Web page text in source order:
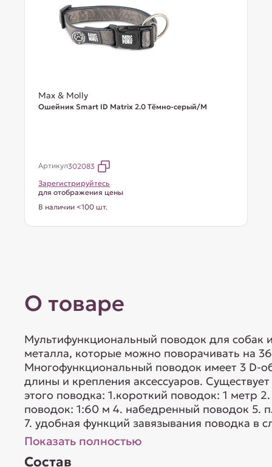
Max & Molly
Ошейник Smart ID Matrix 2.0 Тёмно-серый/M
Артикул302083
Зарегистрируйтесь
для отображения цены
В наличии <100 шт.
О товаре
Мультифункциональный поводок для собак
металла, которые можно поворачивать на
Многофункциональный поводок имеет 3 D-
длины и крепления аксессуаров.
этого поводка: 1.короткий поводок: 1 метр
поводок: 1:60 м 4. набедренный поводок 5.
7. удобная функций завязывания поводка в
Показать полностью
Состав